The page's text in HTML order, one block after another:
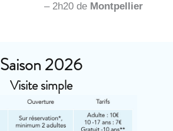
– 2h20 de Montpellier
Saison 2026
Visite simple